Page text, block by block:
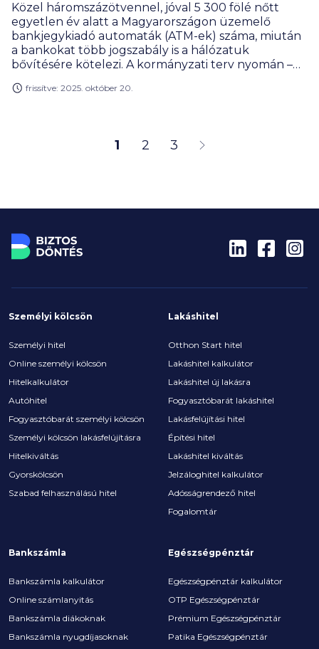
Közel háromszázötvennel, jóval 5 300 fölé nőtt
egyetlen év alatt a Magyarországon üzemelő
bankjegykiadó automaták (ATM-ek) száma, miután
a bankokat több jogszabály is a hálózatuk
bővítésére kötelezi. A kormányzati terv nyomán –
kell legalább egy készüléknek – néhány éven belül
frissítve: 2025. október 20.
1 2 3
Személyi kölcsön
Személyi hitel
Online személyi kölcsön
Hitelkalkulátor
Autóhitel
Fogyasztóbarát személyi kölcsön
Személyi kölcsön lakásfelújításra
Hitelkiváltás
Gyorskölcsön
Szabad felhasználású hitel
Lakáshitel
Otthon Start hitel
Lakáshitel kalkulátor
Lakáshitel új lakásra
Fogyasztóbarát lakáshitel
Lakásfelújítási hitel
Építési hitel
Lakáshitel kiváltás
Jelzáloghitel kalkulátor
Adósságrendező hitel
Fogalomtár
Bankszámla
Bankszámla kalkulátor
Online számlanyitás
Bankszámla diákoknak
Bankszámla nyugdíjasoknak
Egészségpénztár
Egészségpénztár kalkulátor
OTP Egészségpénztár
Prémium Egészségpénztár
Patika Egészségpénztár